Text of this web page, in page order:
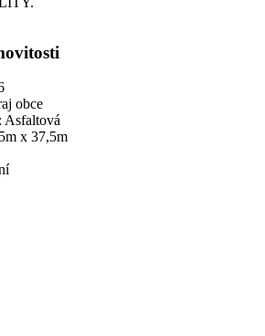
obce
Asfaltová
x 37,5m